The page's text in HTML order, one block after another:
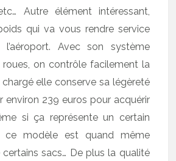
Autre élément intéressant,
qui va vous rendre service
l’aéroport. Avec son système
on contrôle facilement la
elle conserve sa légèreté
environ 239 euros pour acquérir
si ça représente un certain
ce modèle est quand même
sacs… De plus la qualité